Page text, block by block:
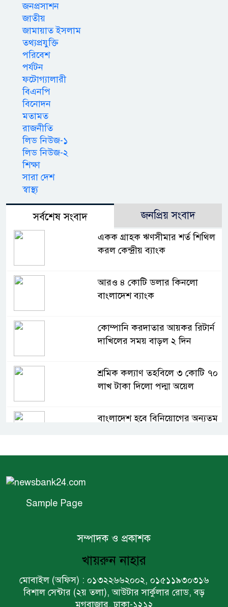
জনপ্রসাশন
জাতীয়
জামায়াত ইসলাম
তথ্যপ্রযুক্তি
পরিবেশ
পর্যটন
ফটোগ্যালারী
বিএনপি
বিনোদন
মতামত
রাজনীতি
লিড নিউজ-১
লিড নিউজ-২
শিক্ষা
সারা দেশ
স্বাস্থ্য
সর্বশেষ সংবাদ জনপ্রিয় সংবাদ
একক গ্রাহক ঋণসীমার শর্ত শিথিল
করল কেন্দ্রীয় ব্যাংক
আরও ৪ কোটি ডলার কিনলো
বাংলাদেশ ব্যাংক
কোম্পানি করদাতার আয়কর রিটার্ন
দাখিলের সময় বাড়ল ২ দিন
শ্রমিক কল্যাণ তহবিলে ৩ কোটি ৭০
লাখ টাকা দিলো পদ্মা অয়েল
বাংলাদেশ হবে বিনিয়োগের অন্যতম
ইসলামী ব্যাংকের বোর্ড সভা অনুষ্ঠিত
Sample Page
সম্পাদক ও প্রকাশক
খায়রুন নাহার
মোবাইল (অফিস) : ০১৩২২৬৬২০০২, ০১৫১১৯৩০৩১৬
বিশাল সেন্টার (২য় তলা), আউটার সার্কুলার রোড, বড়
মগবাজার, ঢাকা-১২১২